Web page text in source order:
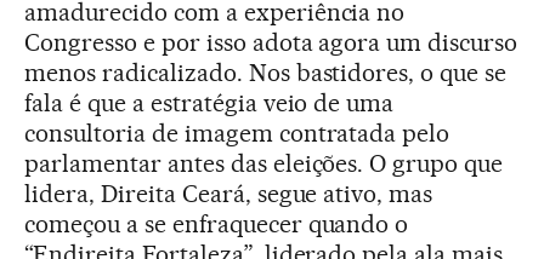
amadurecido com a experiência no
Congresso e por isso adota agora um discurso
menos radicalizado. Nos bastidores, o que se
fala é que a estratégia veio de uma
consultoria de imagem contratada pelo
parlamentar antes das eleições. O grupo que
lidera, Direita Ceará, segue ativo, mas
começou a se enfraquecer quando o